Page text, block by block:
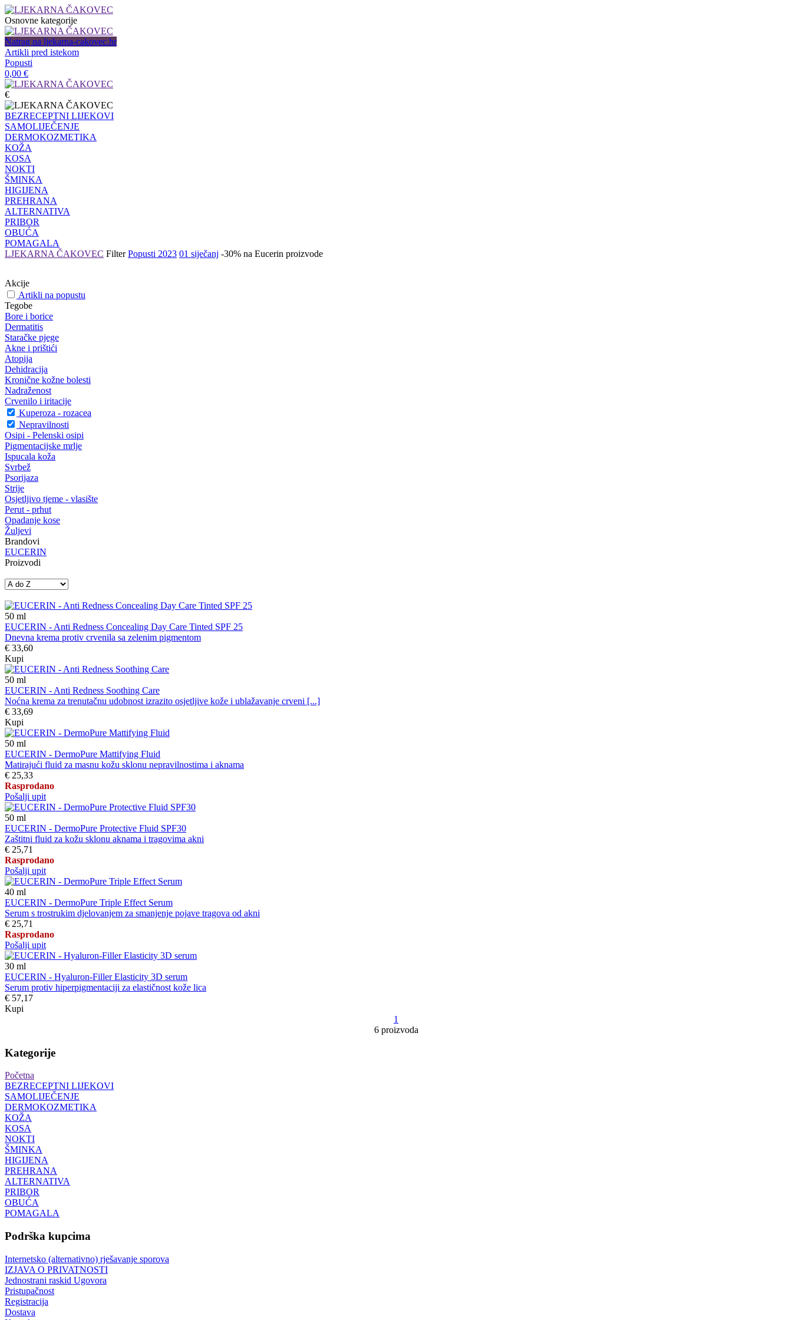
Osnovne kategorije
Natrag na ljekarna-cakovec.hr
Artikli pred istekom
Popusti
0,00 €
€
BEZRECEPTNI LIJEKOVI
SAMOLIJEČENJE
DERMOKOZMETIKA
KOŽA
KOSA
NOKTI
ŠMINKA
HIGIJENA
PREHRANA
ALTERNATIVA
PRIBOR
OBUĆA
POMAGALA
LJEKARNA ČAKOVEC Filter Popusti 2023 01 siječanj -30% na Eucerin proizvode
Akcije
Artikli na popustu
Tegobe
Bore i borice
Dermatitis
Staračke pjege
Akne i prištići
Atopija
Dehidracija
Kronične kožne bolesti
Nadraženost
Crvenilo i iritacije
Kuperoza - rozacea
Nepravilnosti
Osipi - Pelenski osipi
Pigmentacijske mrlje
Ispucala koža
Svrbež
Psorijaza
Strije
Osjetljivo tjeme - vlasište
Perut - prhut
Opadanje kose
Žuljevi
Brandovi
EUCERIN
Proizvodi
50 ml
EUCERIN - Anti Redness Concealing Day Care Tinted SPF 25
Dnevna krema protiv crvenila sa zelenim pigmentom
€ 33,60
Kupi
50 ml
EUCERIN - Anti Redness Soothing Care
Noćna krema za trenutačnu udobnost izrazito osjetljive kože i ublažavanje crveni [...]
€ 33,69
Kupi
50 ml
EUCERIN - DermoPure Mattifying Fluid
Matirajući fluid za masnu kožu sklonu nepravilnostima i aknama
€ 25,33
Rasprodano
Pošalji upit
50 ml
EUCERIN - DermoPure Protective Fluid SPF30
Zaštitni fluid za kožu sklonu aknama i tragovima akni
€ 25,71
Rasprodano
Pošalji upit
40 ml
EUCERIN - DermoPure Triple Effect Serum
Serum s trostrukim djelovanjem za smanjenje pojave tragova od akni
€ 25,71
Rasprodano
Pošalji upit
30 ml
EUCERIN - Hyaluron-Filler Elasticity 3D serum
Serum protiv hiperpigmentaciji za elastičnost kože lica
€ 57,17
Kupi
1
6 proizvoda
Kategorije
Početna
BEZRECEPTNI LIJEKOVI
SAMOLIJEČENJE
DERMOKOZMETIKA
KOŽA
KOSA
NOKTI
ŠMINKA
HIGIJENA
PREHRANA
ALTERNATIVA
PRIBOR
OBUĆA
POMAGALA
Podrška kupcima
Internetsko (alternativno) rješavanje sporova
IZJAVA O PRIVATNOSTI
Jednostrani raskid Ugovora
Pristupačnost
Registracija
Dostava